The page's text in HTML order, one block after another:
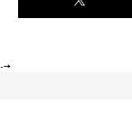
-->